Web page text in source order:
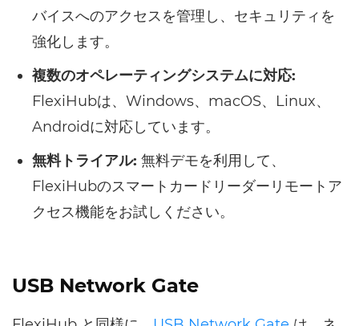
バイスへのアクセスを管理し、セキュリティを
強化します。
複数のオペレーティングシステムに対応:
FlexiHubは、Windows、macOS、Linux、
Androidに対応しています。
無料トライアル: 無料デモを利用して、
FlexiHubのスマートカードリーダーリモートア
クセス機能をお試しください。
USB Network Gate